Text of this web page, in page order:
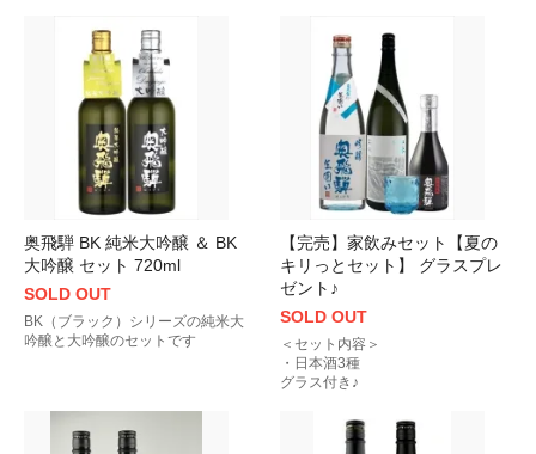
奥飛騨 BK 純米大吟醸 ＆ BK
大吟醸 セット 720ml
SOLD OUT
BK（ブラック）シリーズの純米大
吟醸と大吟醸のセットです
【完売】家飲みセット【夏の
キリっとセット】 グラスプレ
ゼント♪
SOLD OUT
＜セット内容＞
・日本酒3種
グラス付き♪